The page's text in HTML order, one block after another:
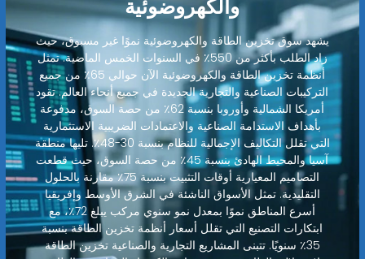
والكهروضوئية
يشهد سوق تخزين الطاقة والكهروضوئية نموًا غير مسبوق، حيث
زاد الطلب بأكثر من 550٪ في السنوات الخمس الماضية. تمثل
أنظمة تخزين الطاقة والكهروضوئية الآن حوالي 65٪ من جميع
التركيبات الصناعية والتجارية الجديدة في جميع أنحاء العالم. تقود
أمريكا الشمالية وأوروبا بنسبة 62٪ من حصة السوق، مدفوعة
بأهداف الاستدامة الصناعية والاعتمادات الضريبية الاستثمارية
التي تقلل التكاليف الإجمالية للنظام بنسبة 30-48٪. تليها منطقة
آسيا والمحيط الهادئ بنسبة 45٪ من حصة السوق، حيث قطعت
التصاميم المعيارية أوقات التثبيت بنسبة 75٪ مقارنة بالحلول
التقليدية. تمثل الأسواق الناشئة في الشرق الأوسط وإفريقيا
أسرع المناطق نموًا بمعدل نمو سنوي مركب يبلغ 72٪، مع
ابتكارات التصنيع التي تقلل أسعار أنظمة تخزين الطاقة بنسبة
35٪ سنويًا. تتبنى المشاريع التجارية والصناعية تخزين الطاقة